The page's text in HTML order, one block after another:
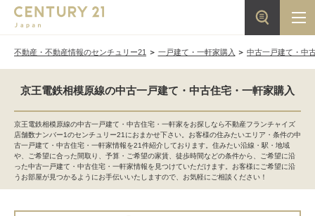
不動産・不動産情報のセンチュリー21 一戸建て・一軒家購入 中古一戸建て・中
京王電鉄相模原線の中古一戸建て・中古住宅・一軒家購入
京王電鉄相模原線の中古一戸建て・中古住宅・一軒家をお探しなら不動産フランチャイズ
店舗数ナンバー1のセンチュリー21におまかせ下さい。お客様の住みたいエリア・条件の中
古一戸建て・中古住宅・一軒家情報を21件紹介しております。住みたい沿線・駅・地域
や、ご希望に合った間取り、予算・ご希望の家賃、徒歩時間などの条件から、ご希望に沿
った中古一戸建て・中古住宅・一軒家情報を見つけていただけます。お客様にご希望に沿
うお部屋が見つかるようにお手伝いいたしますので、お気軽にご相談ください！